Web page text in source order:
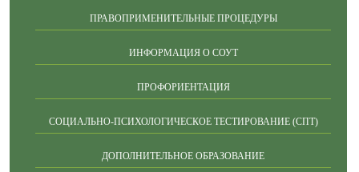
ПРАВОПРИМЕНИТЕЛЬНЫЕ ПРОЦЕДУРЫ
ИНФОРМАЦИЯ О СОУТ
ПРОФОРИЕНТАЦИЯ
СОЦИАЛЬНО-ПСИХОЛОГИЧЕСКОЕ ТЕСТИРОВАНИЕ (СПТ)
ДОПОЛНИТЕЛЬНОЕ ОБРАЗОВАНИЕ